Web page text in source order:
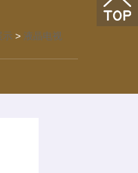
示 > 液晶电视